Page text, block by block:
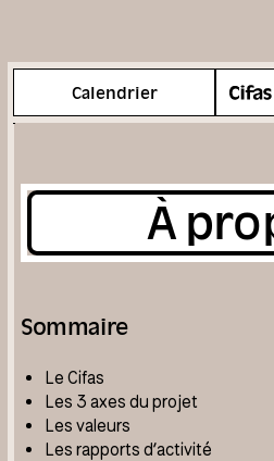
Calendrier Menu
À
Sommaire
Le Cifas
Les 3 axes du projet
Les valeurs
Les rapports d’activité